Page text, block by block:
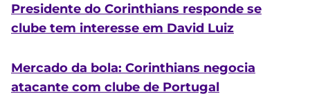
Presidente do Corinthians responde se
clube tem interesse em David Luiz
Mercado da bola: Corinthians negocia
atacante com clube de Portugal